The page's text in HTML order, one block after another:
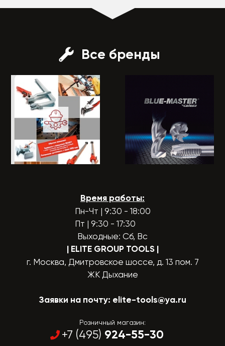
Все бренды
Время работы:
Пн-Чт | 9:30 - 18:00
Пт | 9:30 - 17:30
Выходные: Сб, Вс
| ELITE GROUP TOOLS |
г. Москва, Дмитровское шоссе, д. 13 пом. 7
ЖК Дыхание
Заявки на почту: elite-tools@ya.ru
Розничный магазин:
+7 (495) 924-55-30